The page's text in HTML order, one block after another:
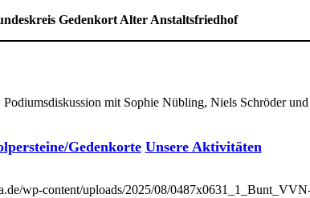
Gedenkort Alter Anstaltsfriedhof
mit Sophie Nübling, Niels Schröder
Gedenkorte Unsere Aktivitäten
wp-content/uploads/2025/08/